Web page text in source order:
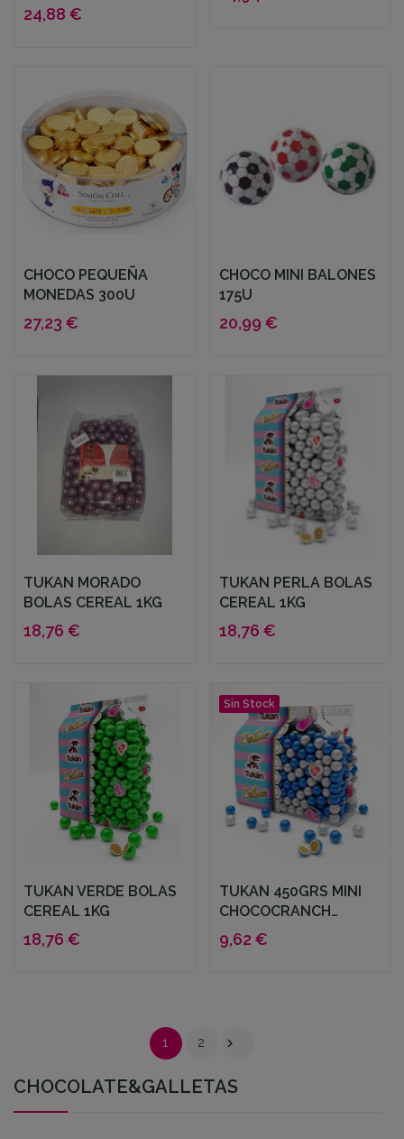
CHOCOLATE&GALLETAS
24,88 €
CHOCO PEQUEÑA
MONEDAS 300U
27,23 €
CHOCO MINI BALONES
175U
20,99 €
TUKAN MORADO
BOLAS CEREAL 1KG
18,76 €
TUKAN PERLA BOLAS
CEREAL 1KG
18,76 €
TUKAN VERDE BOLAS
CEREAL 1KG
18,76 €
Sin Stock
TUKAN 450GRS MINI
CHOCOCRANCH
AZUL+PERLA
9,62 €
1 2 